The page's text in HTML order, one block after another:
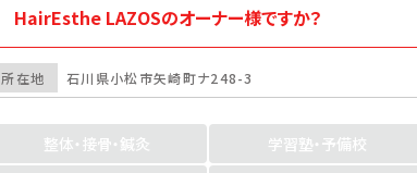
HairEsthe LAZOSのオーナー様ですか？
所在地 石川県小松市矢崎町ナ248-3
整体・接骨・鍼灸 学習塾・予備校